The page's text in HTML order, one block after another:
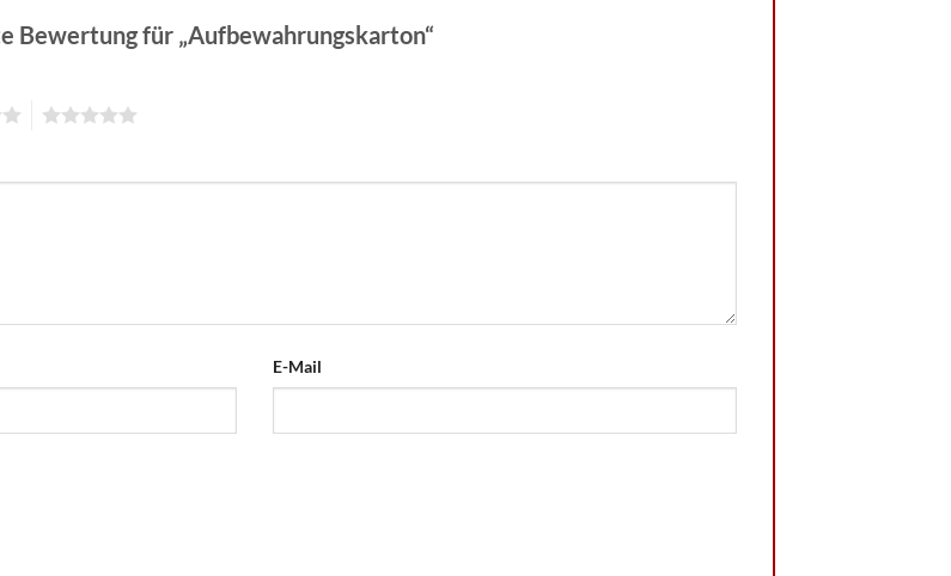
Bewertung für „Aufbewahrungskarton“
E-Mail